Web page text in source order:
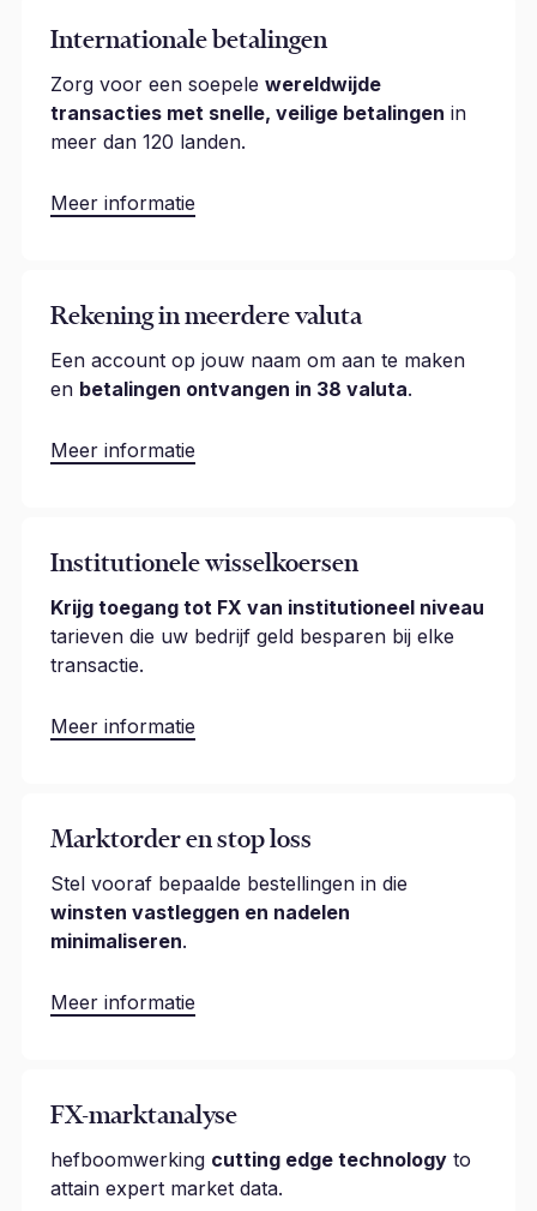
Internationale betalingen
Zorg voor een soepele wereldwijde
transacties met snelle, veilige betalingen in
meer dan 120 landen.
Meer informatie
Rekening in meerdere valuta
Een account op jouw naam om aan te maken
en betalingen ontvangen in 38 valuta.
Meer informatie
Institutionele wisselkoersen
Krijg toegang tot FX van institutioneel niveau
tarieven die uw bedrijf geld besparen bij elke
transactie.
Meer informatie
Marktorder en stop loss
Stel vooraf bepaalde bestellingen in die
winsten vastleggen en nadelen
minimaliseren.
Meer informatie
FX-marktanalyse
hefboomwerking cutting edge technologyto
attain expert market data.